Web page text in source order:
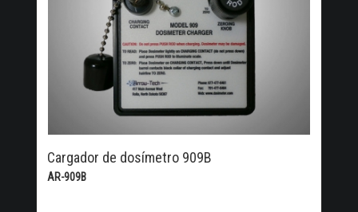
Cargador de dosímetro 909B
AR-909B